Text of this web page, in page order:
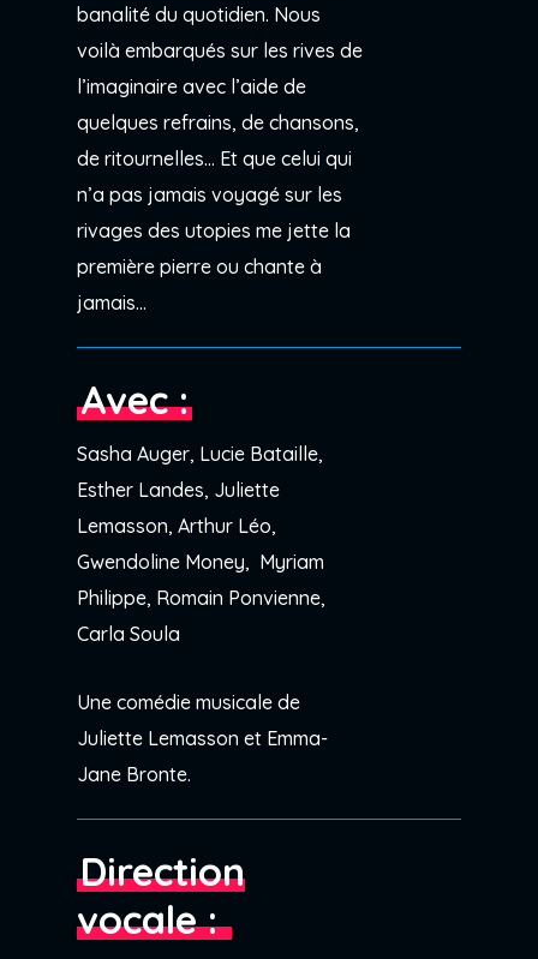
banalité du quotidien. Nous
voilà embarqués sur les rives de
l’imaginaire avec l’aide de
quelques refrains, de chansons,
de ritournelles… Et que celui qui
n’a pas jamais voyagé sur les
rivages des utopies me jette la
première pierre ou chante à
jamais…
Avec :
Sasha Auger, Lucie Bataille,
Esther Landes, Juliette
Lemasson, Arthur Léo,
Gwendoline Money, Myriam
Philippe, Romain Ponvienne,
Carla Soula
Une comédie musicale de
Juliette Lemasson et Emma-
Jane Bronte.
Direction
vocale :